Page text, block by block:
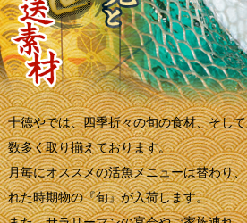
十徳やでは、四季折々の旬の食材、そし
数多く取り揃えております。
月毎にオススメの活魚メニューは替わり
れた時期物の『旬』が入荷します。